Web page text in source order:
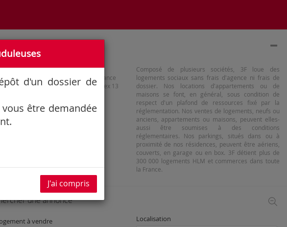
3F
88 avenue de France
75638 Paris Cedex 13
Composé de plusieurs sociétés, 3F loue des
logements sociaux sans frais d'agence ni frais de
dossier. Nos locations d'appartements ou de
maisons se font, en général, sous condition de
respect d'un plafond de ressources fixé par la
réglementation. Nos ventes de logements, neufs ou
anciens, appartements ou maisons, peuvent elles-
aussi être soumises à des conditions
réglementaires. Nos parkings, situés dans ou à
proximité de nos résidences, peuvent être aériens,
couverts, en garage ou en box. 3F détient plus de
300 000 logements HLM et commerces dans toute
la France.
une annonce
à vendre
Localisation
d'un dossier de
être demandée
J'ai compris